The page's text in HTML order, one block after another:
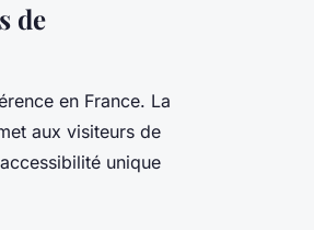
de
en France. La
aux visiteurs de
unique